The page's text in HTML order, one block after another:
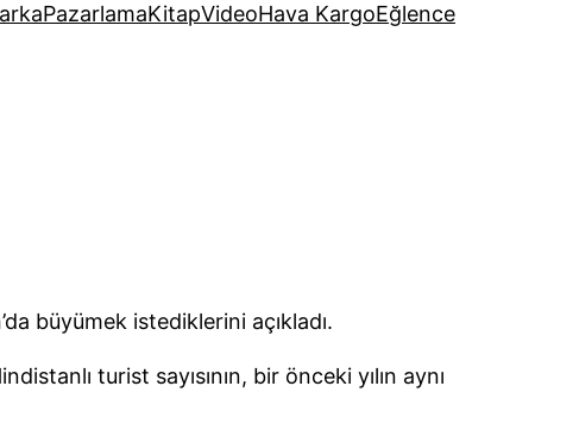
PazarlamaKitapVideoHava KargoEğlence
büyümek istediklerini açıkladı.
turist sayısının, bir önceki yılın aynı